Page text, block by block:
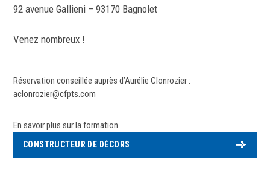
92 avenue Gallieni – 93170 Bagnolet
Venez nombreux !
Réservation conseillée auprès d’Aurélie Clonrozier :
aclonrozier@cfpts.com
En savoir plus sur la formation
CONSTRUCTEUR DE DÉCORS